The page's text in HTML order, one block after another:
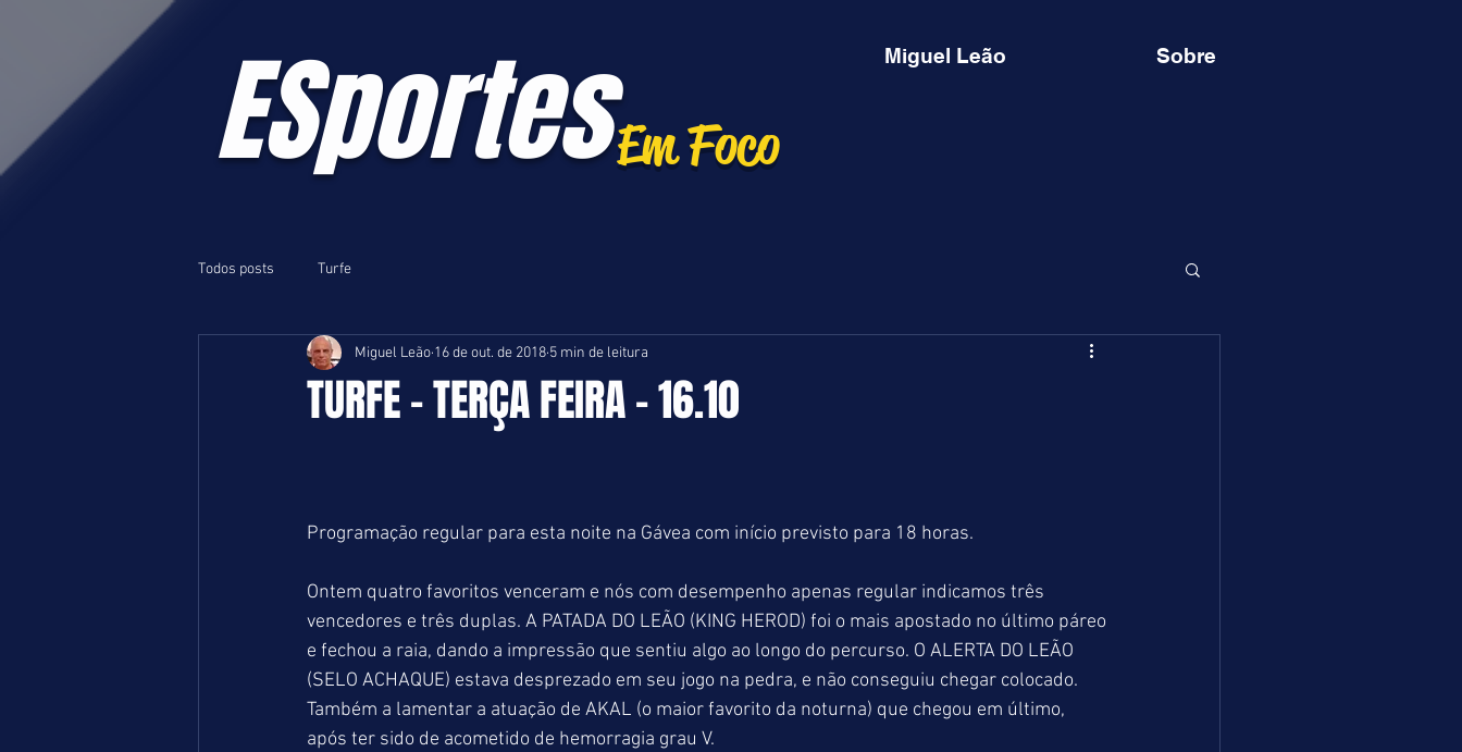
ESportesEm Foco
Miguel Leão Sobre
Todos posts Turfe
TURFE - TERÇA FEIRA - 16.10
Miguel Leão 16 de out. de 2018 5 min de leitura
Programação regular para esta noite na Gávea com início previsto para 18 horas.
Ontem quatro favoritos venceram e nós com desempenho apenas regular indicamos três
vencedores e três duplas. A PATADA DO LEÃO (KING HEROD) foi o mais apostado no último páreo
e fechou a raia, dando a impressão que sentiu algo ao longo do percurso. O ALERTA DO LEÃO
(SELO ACHAQUE) estava desprezado em seu jogo na pedra, e não conseguiu chegar colocado.
Também a lamentar a atuação de AKAL (o maior favorito da noturna) que chegou em último,
após ter sido de acometido de hemorragia grau V.